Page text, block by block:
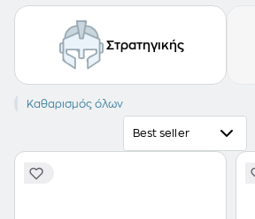
Στρατηγικής
Minecraft
Καθαρισμός όλων
Best seller